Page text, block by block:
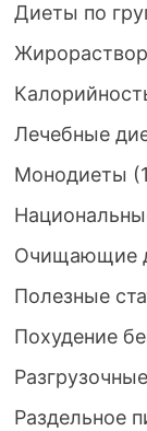
Диеты по
Лечебные
Монодиеты
Очищающие
Полезные
Похудение
Раздельное